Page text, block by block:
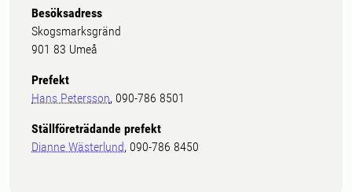
Besöksadress
Skogsmarksgränd
901 83 Umeå
Prefekt
Hans Petersson, 090-786 8501
Ställföreträdande prefekt
Dianne Wästerlund, 090-786 8450